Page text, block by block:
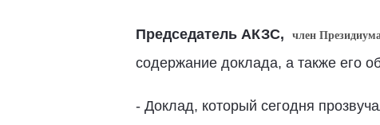
Председатель АКЗС, член
содержание доклада, а также его
- Доклад, который сегодня